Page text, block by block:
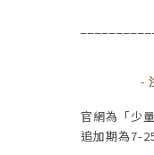
-
官網為 「少
追加期為7-